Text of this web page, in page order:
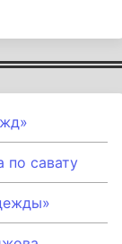
по савату